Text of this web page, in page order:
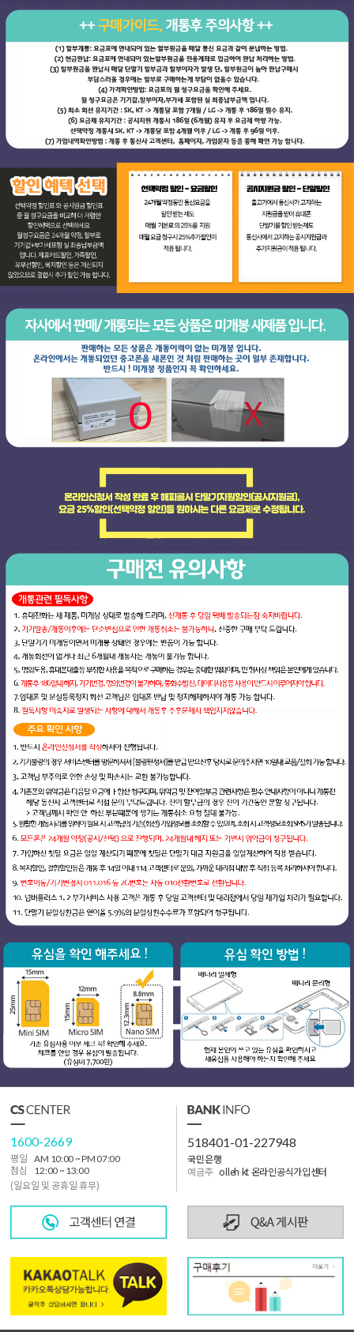
1600-2669
평일
AM 10:00 ~ PM 07:00
점심
12:00 ~ 13:00
(일요일 및 공휴일 휴무)
518401-01-227948
국민은행
예금주 olleh kt 온라인공식가입센터